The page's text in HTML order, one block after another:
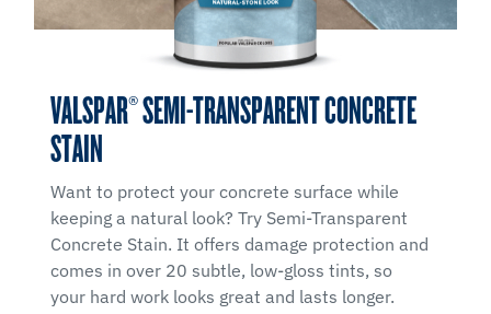
VALSPAR® SEMI-TRANSPARENT CONCRETE
STAIN
Want to protect your concrete surface while
keeping a natural look? Try Semi-Transparent
Concrete Stain. It offers damage protection and
comes in over 20 subtle, low-gloss tints, so
your hard work looks great and lasts longer.